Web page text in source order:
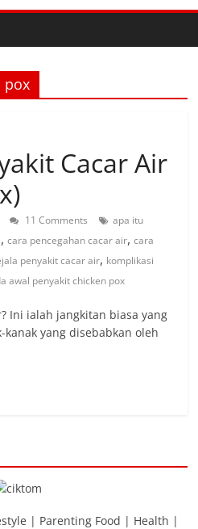
pox
Cacar Air
11 Comments
apa itu
,cara pencegahan cacar air,cara
penyakit cacar air, komplikasi
awal penyakit chicken pox
Ini ialah jangkitan biasa yang
yang disebabkan oleh
| Parenting Food | Health |